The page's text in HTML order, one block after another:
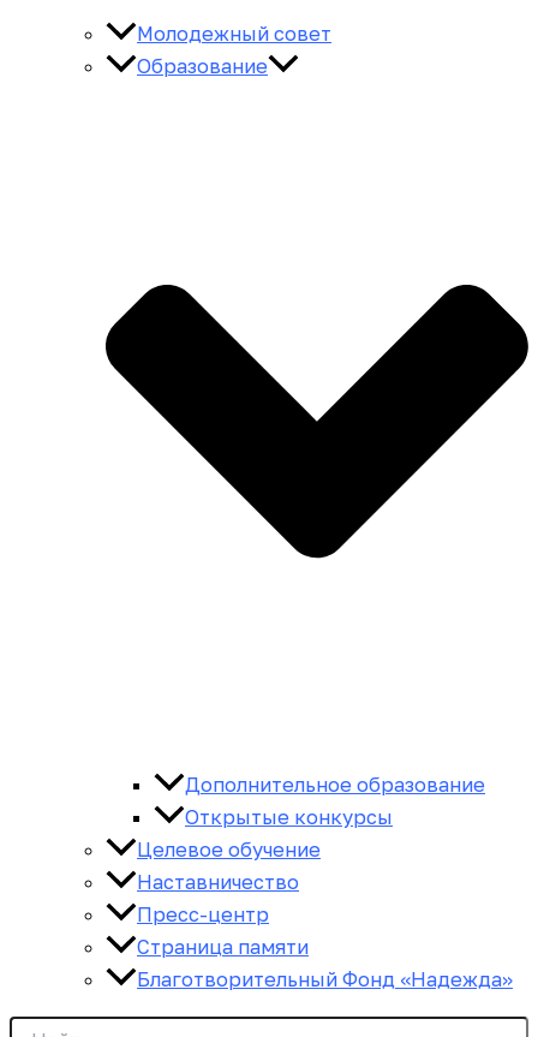
Молодежный совет
Образование
Дополнительное образование
Открытые конкурсы
Целевое обучение
Наставничество
Пресс-центр
Страница памяти
Благотворительный Фонд «Надежда»